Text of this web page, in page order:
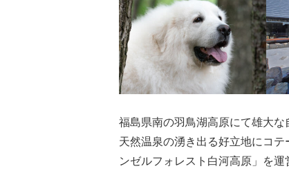
福島県南の羽鳥湖高原にて雄大な
天然温泉の湧き出る好立地にコ
ンゼルフォレスト白河高原」を運